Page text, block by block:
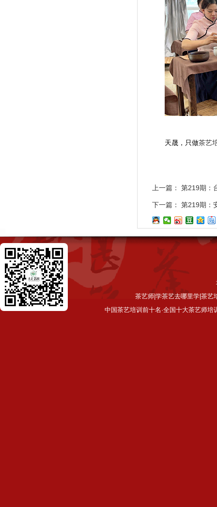
天晟，只做茶艺
上一篇： 第219期：
下一篇： 第219期：
茶艺师|学茶艺去哪里学|茶艺
中国茶艺培训前十名·全国十大茶艺师培